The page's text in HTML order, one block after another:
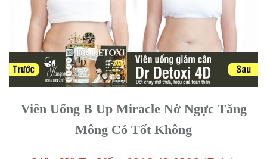
Viên Uống B Up Miracle Nở Ngực Tăng
Mông Có Tốt Không